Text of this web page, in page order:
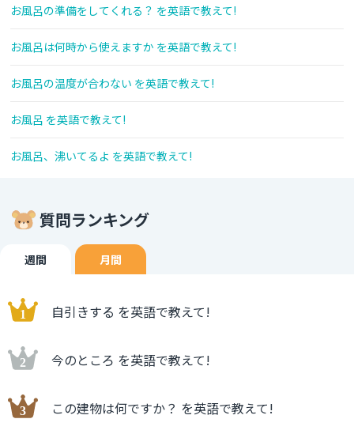
お風呂の準備をしてくれる？ を英語で教えて!
お風呂は何時から使えますか を英語で教えて!
お風呂の温度が合わない を英語で教えて!
お風呂 を英語で教えて!
お風呂、沸いてるよ を英語で教えて!
質問ランキング
週間 月間
自引きする を英語で教えて!
今のところ を英語で教えて!
この建物は何ですか？ を英語で教えて!